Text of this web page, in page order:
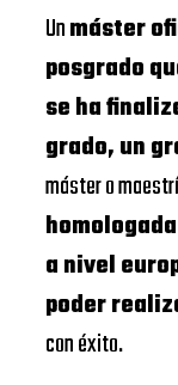
Unmáster
posgrado
se ha
grado, un
máster o
a nivel
poder
con éxito.